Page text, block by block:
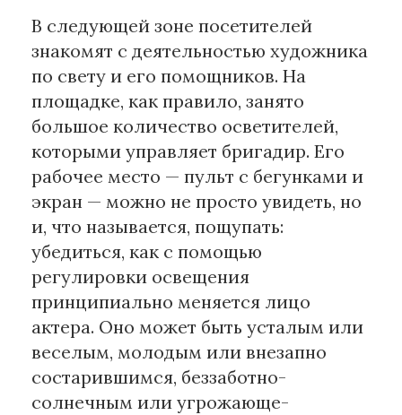
В следующей зоне посетителей
знакомят с деятельностью художника
по свету и его помощников. На
площадке, как правило, занято
большое количество осветителей,
которыми управляет бригадир. Его
рабочее место — пульт с бегунками и
экран — можно не просто увидеть, но
и, что называется, пощупать:
убедиться, как с помощью
регулировки освещения
принципиально меняется лицо
актера. Оно может быть усталым или
веселым, молодым или внезапно
состарившимся, беззаботно-
солнечным или угрожающе-